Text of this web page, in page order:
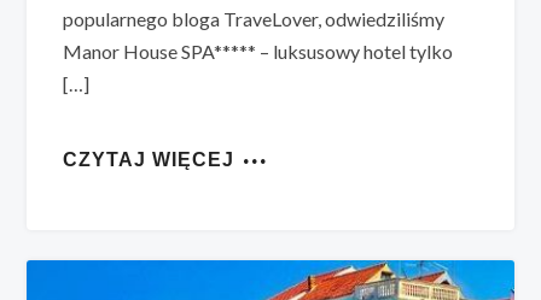
popularnego bloga TraveLover, odwiedziliśmy
Manor House SPA***** – luksusowy hotel tylko
[…]
CZYTAJ WIĘCEJ